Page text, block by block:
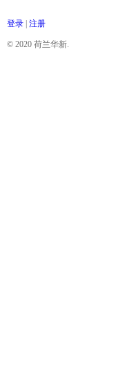
登录 注册
© 2020 荷兰华新.